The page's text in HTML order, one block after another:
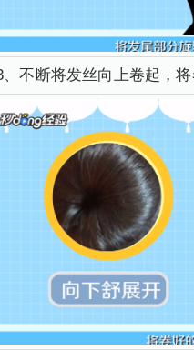
、不断将发丝向上卷起，